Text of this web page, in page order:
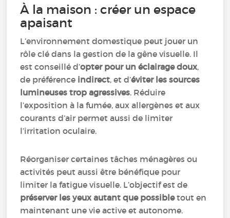
À la maison : créer un espace
apaisant
L’environnement domestique peut jouer un
rôle clé dans la gestion de la gêne visuelle. Il
est conseillé d’opter pour un éclairage doux,
de préférence indirect, et d’éviter les sources
lumineuses trop agressives. Réduire
l’exposition à la fumée, aux allergènes et aux
courants d’air permet aussi de limiter
l’irritation oculaire.
Réorganiser certaines tâches ménagères ou
activités peut aussi être bénéfique pour
limiter la fatigue visuelle. L’objectif est de
préserver les yeux autant que possibletout en
maintenant une vie active et autonome.